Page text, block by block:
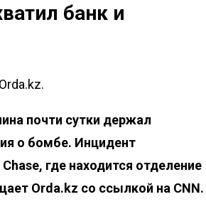
банк и
почти сутки держал
о бомбе. Инцидент
где находится отделение
Orda.kz со ссылкой на CNN.